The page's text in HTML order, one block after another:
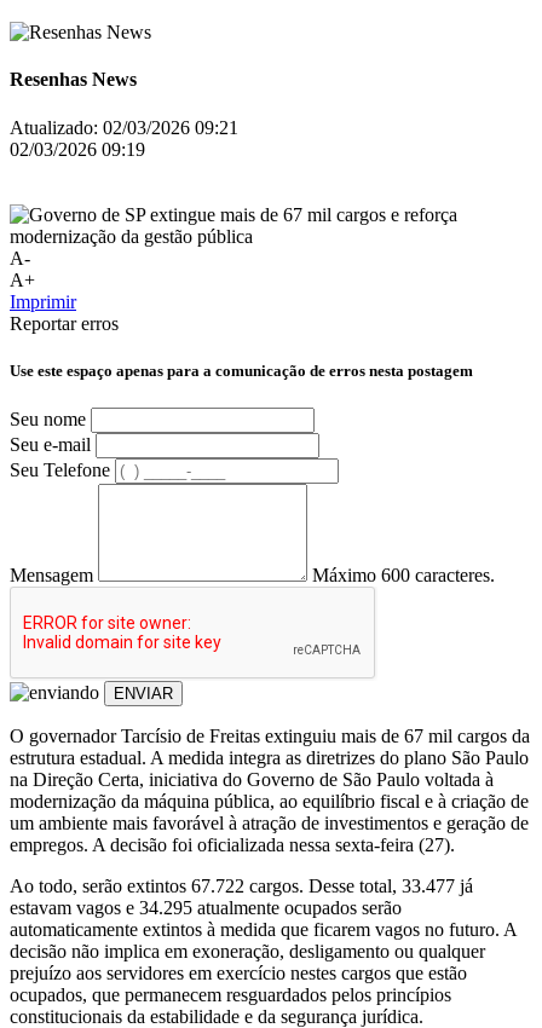
Resenhas News
Atualizado: 02/03/2026 09:21
02/03/2026 09:19
A-
A+
Imprimir
Reportar erros
Use este espaço apenas para a comunicação de erros nesta postagem
Seu nome
Seu e-mail
Seu Telefone
Mensagem Máximo 600 caracteres.
ENVIAR
O governador Tarcísio de Freitas extinguiu mais de 67 mil cargos da
estrutura estadual. A medida integra as diretrizes do plano São Paulo
na Direção Certa, iniciativa do Governo de São Paulo voltada à
modernização da máquina pública, ao equilíbrio fiscal e à criação de
um ambiente mais favorável à atração de investimentos e geração de
empregos. A decisão foi oficializada nessa sexta-feira (27).
Ao todo, serão extintos 67.722 cargos. Desse total, 33.477 já
estavam vagos e 34.295 atualmente ocupados serão
automaticamente extintos à medida que ficarem vagos no futuro. A
decisão não implica em exoneração, desligamento ou qualquer
prejuízo aos servidores em exercício nestes cargos que estão
ocupados, que permanecem resguardados pelos princípios
constitucionais da estabilidade e da segurança jurídica.